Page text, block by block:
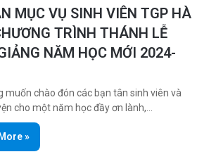
MỤC VỤ SINH VIÊN TGP HÀ
TRÌNH THÁNH LỄ
NĂM HỌC MỚI 2024-
muốn chào đón các bạn tân sinh viên và
cho một năm học đầy ơn lành,…
»